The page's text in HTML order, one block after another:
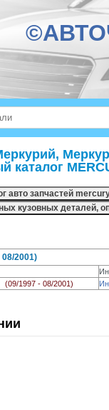
каталог
2001)
(09/1997 - 08/2001)